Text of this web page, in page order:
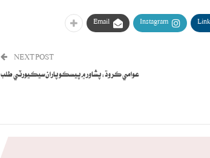
Instagram
Email
NEXT POST
عوامي ڪروڌ: پشاور ۾ پيسڪو پاران سيڪيورٽي طلب